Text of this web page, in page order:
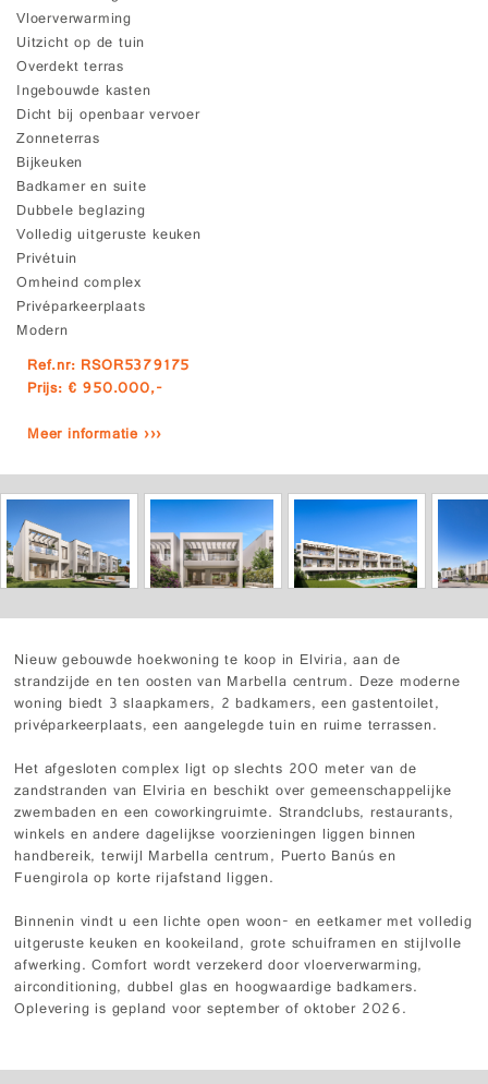
Vloerverwarming
Uitzicht op de tuin
Overdekt terras
Ingebouwde kasten
Dicht bij openbaar vervoer
Zonneterras
Bijkeuken
Badkamer en suite
Dubbele beglazing
Volledig uitgeruste keuken
Privétuin
Omheind complex
Privéparkeerplaats
Modern
Ref.nr: RSOR5379175
Prijs: € 950.000,-
Meer informatie ›››
Nieuw gebouwde hoekwoning te koop in Elviria, aan de
strandzijde en ten oosten van Marbella centrum. Deze moderne
woning biedt 3 slaapkamers, 2 badkamers, een gastentoilet,
privéparkeerplaats, een aangelegde tuin en ruime terrassen.
Het afgesloten complex ligt op slechts 200 meter van de
zandstranden van Elviria en beschikt over gemeenschappelijke
zwembaden en een coworkingruimte. Strandclubs, restaurants,
winkels en andere dagelijkse voorzieningen liggen binnen
handbereik, terwijl Marbella centrum, Puerto Banús en
Fuengirola op korte rijafstand liggen.
Binnenin vindt u een lichte open woon- en eetkamer met volledig
uitgeruste keuken en kookeiland, grote schuiframen en stijlvolle
afwerking. Comfort wordt verzekerd door vloerverwarming,
airconditioning, dubbel glas en hoogwaardige badkamers.
Oplevering is gepland voor september of oktober 2026.